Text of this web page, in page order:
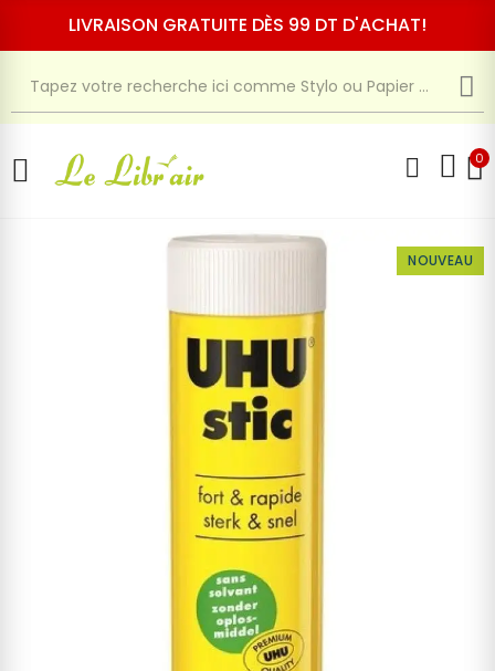
LIVRAISON GRATUITE DÈS 99 DT D'ACHAT!
0
NOUVEAU